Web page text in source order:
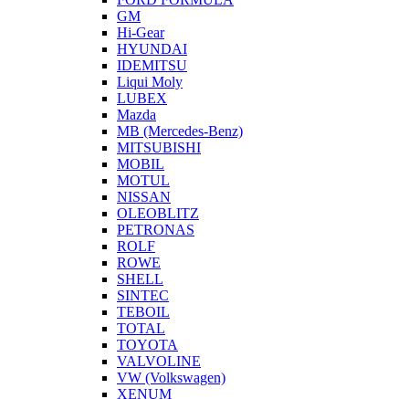
GM
Hi-Gear
HYUNDAI
IDEMITSU
Liqui Moly
LUBEX
Mazda
MB (Mercedes-Вenz)
MITSUBISHI
MOBIL
MOTUL
NISSAN
OLEOBLITZ
PETRONAS
ROLF
ROWE
SHELL
SINTEC
TEBOIL
TOTAL
TOYOTA
VALVOLINE
VW (Volkswagen)
XENUM